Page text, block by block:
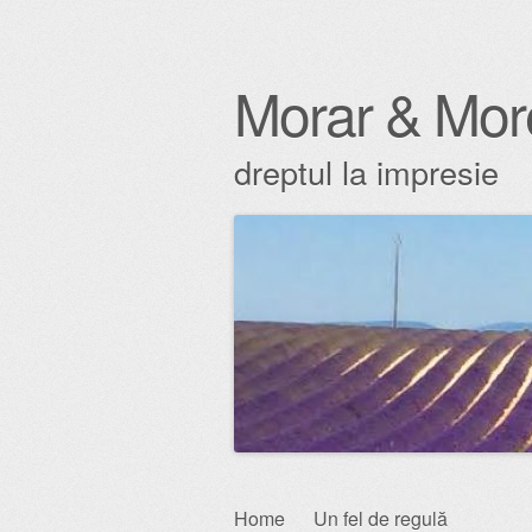
Morar &
dreptul la impresie
Skip
Home Un fel de regulă